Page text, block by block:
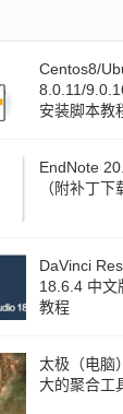
Centos8/
8.0.11/
安装脚本教
EndNote
（附补丁下
DaVinci
18.6.4 中文
教程
太极（电脑
大的聚合工